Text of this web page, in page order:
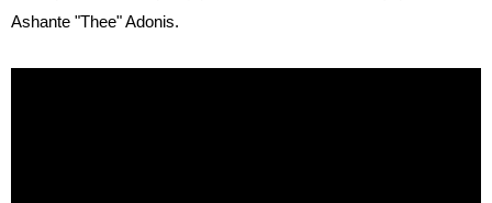
Ashante "Thee" Adonis.